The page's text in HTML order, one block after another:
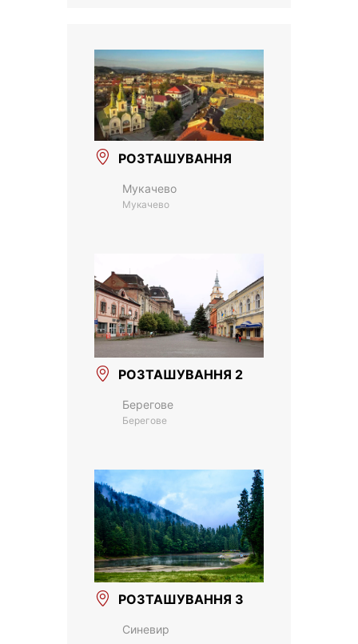
РОЗТАШУВАННЯ
Мукачево
Мукачево
РОЗТАШУВАННЯ 2
Берегове
Берегове
РОЗТАШУВАННЯ 3
Синевир